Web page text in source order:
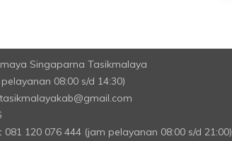
Singaparna Tasikmalaya
08:00 s/d 14:30)
081 120 076 444 (jam pelayanan 08:00 s/d 21:00)